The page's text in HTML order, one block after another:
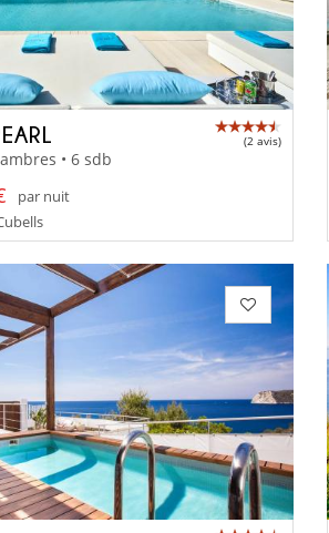
(2 avis)
• 6 sdb
par nuit